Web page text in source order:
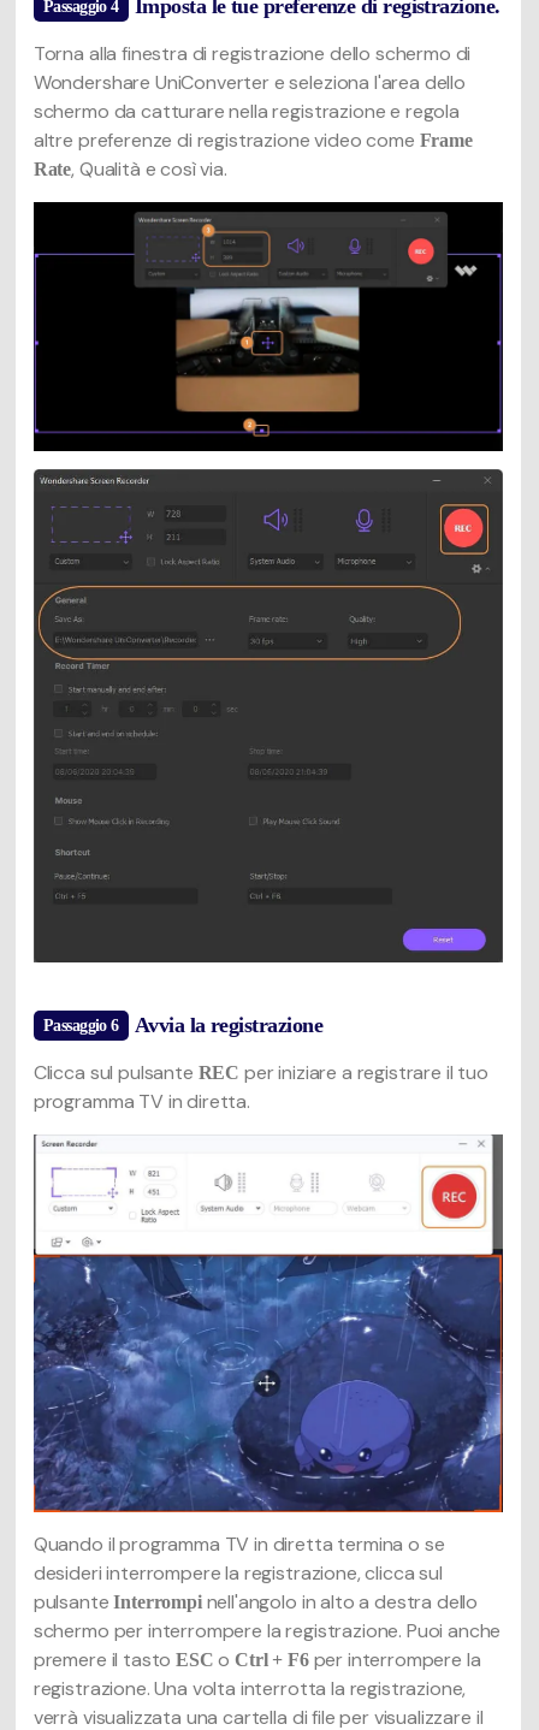
Passaggio 4 Imposta le tue preferenze di registrazione.
Torna alla finestra di registrazione dello schermo di
Wondershare UniConverter e seleziona l'area dello
schermo da catturare nella registrazione e regola
altre preferenze di registrazione video come Frame
Rate, Qualità e così via.
Passaggio 6 Avvia la registrazione
Clicca sul pulsante REC per iniziare a registrare il tuo
programma TV in diretta.
Quando il programma TV in diretta termina o se
desideri interrompere la registrazione, clicca sul
pulsanteInterrompinell'angolo in alto a destra dello
schermo per interrompere la registrazione. Puoi anche
premere il tastoESC oCtrl + F6per interrompere la
registrazione. Una volta interrotta la registrazione,
verrà visualizzata una cartella di file per visualizzare il